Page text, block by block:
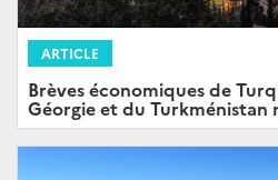
ARTICLE
Brèves économiques de
Géorgie et du Turkménistan